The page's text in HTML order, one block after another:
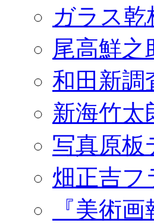
ガラス乾
尾高鮮之
和田新調
新海竹太
写真原板
畑正吉フ
『美術